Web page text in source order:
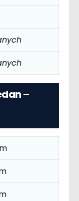
–